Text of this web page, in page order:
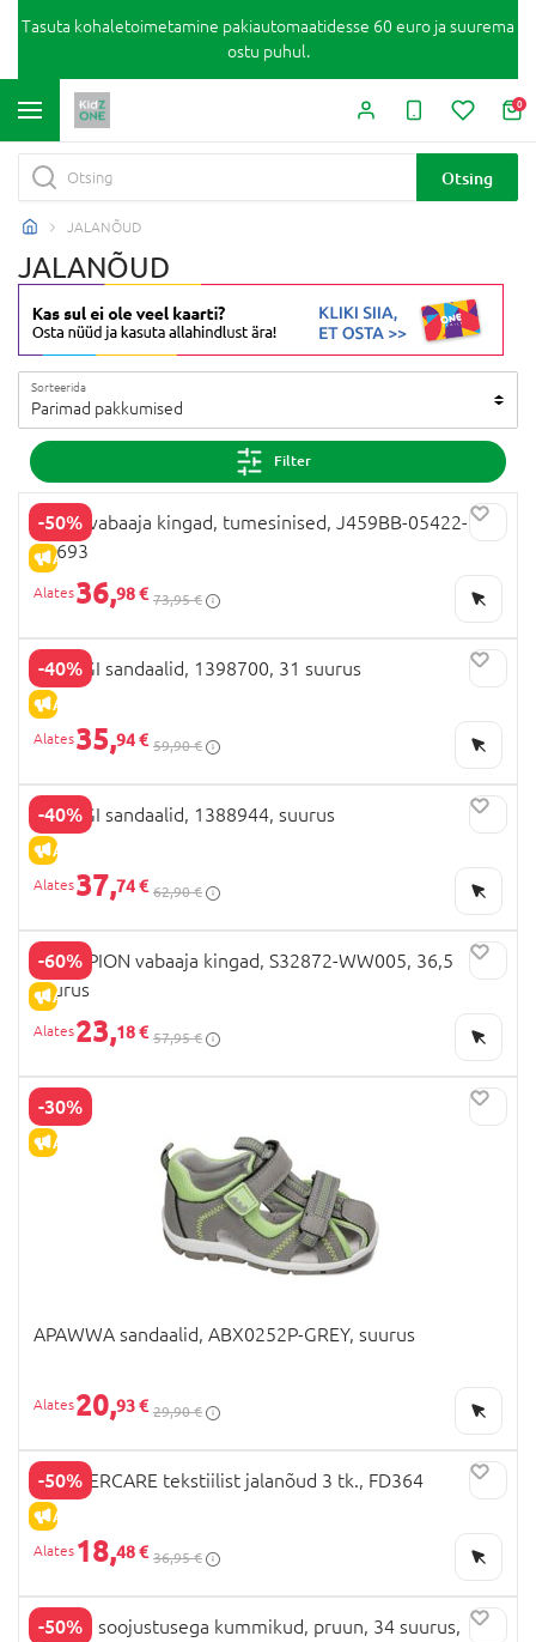
Tasuta kohaletoimetamine pakiautomaatidesse 60 euro ja suurema
ostu puhul.
0
Otsing
JALANÕUD
JALANÕUD
Sorteerida
Parimad pakkumised
Filter
-50%
ALLAHINDLUS
GEOX vabaaja kingad, tumesinised, J459BB-05422-
C0693
36,98 € 73,95 €
-40%
ALLAHINDLUS
PRIMIGI sandaalid, 1398700, 31 suurus
35,94 € 59,90 €
-40%
ALLAHINDLUS
PRIMIGI sandaalid, 1388944, suurus
37,74 € 62,90 €
-60%
ALLAHINDLUS
CHAMPION vabaaja kingad, S32872-WW005, 36,5
suurus
23,18 € 57,95 €
-30%
ALLAHINDLUS
APAWWA sandaalid, ABX0252P-GREY, suurus
20,93 € 29,90 €
-50%
ALLAHINDLUS
MOTHERCARE tekstiilist jalanõud 3 tk., FD364
18,48 € 36,95 €
-50%
CELAVI soojustusega kummikud, pruun, 34 suurus,